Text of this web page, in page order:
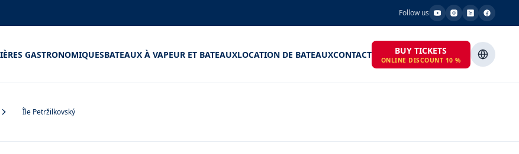
Follow us
GASTRONOMIQUESBATEAUX À VAPEUR ET BATEAUXLOCATION DE BATEAUXCONTACT BUY TICKETS
ONLINE DISCOUNT 10 %
Île Petržilkovský